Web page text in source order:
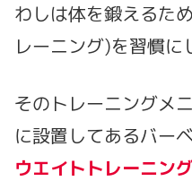
わしは体を鍛えるため
レーニング)を習慣に
そのトレーニングメ
に設置してあるバー
ウエイトトレーニン